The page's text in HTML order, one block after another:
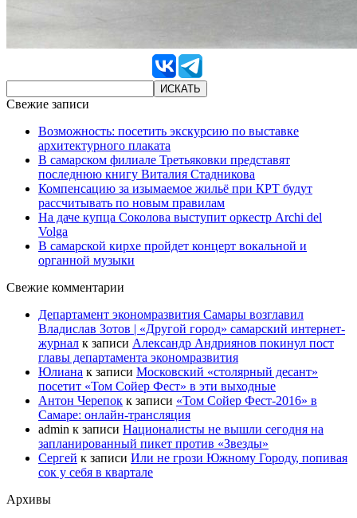
Свежие записи
Возможность: посетить экскурсию по выставке
архитектурного плаката
В самарском филиале Третьяковки представят
последнюю книгу Виталия Стадникова
Компенсацию за изымаемое жильё при КРТ будут
рассчитывать по новым правилам
На даче купца Соколова выступит оркестр Archi del
Volga
В самарской кирхе пройдет концерт вокальной и
органной музыки
Свежие комментарии
Департамент экономразвития Самары возглавил
Владислав Зотов | «Другой город» самарский интернет-
журнал к записи Александр Андриянов покинул пост
главы департамента экономразвития
Юлиана к записи Московский «столярный десант»
посетит «Том Сойер Фест» в эти выходные
Антон Черепок к записи «Том Сойер Фест-2016» в
Самаре: онлайн-трансляция
admin к записи Националисты не вышли сегодня на
запланированный пикет против «Звезды»
Сергей к записи Или не грози Южному Городу, попивая
сок у себя в квартале
Архивы